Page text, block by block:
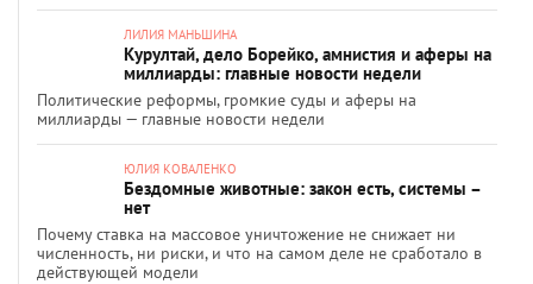
ЛИЛИЯ МАНЬШИНА
Курултай, дело Борейко, амнистия и аферы на
миллиарды: главные новости недели
Политические реформы, громкие суды и аферы на
миллиарды — главные новости недели
ЮЛИЯ КОВАЛЕНКО
Бездомные животные: закон есть, системы –
нет
Почему ставка на массовое уничтожение не снижает ни
численность, ни риски, и что на самом деле не сработало в
действующей модели